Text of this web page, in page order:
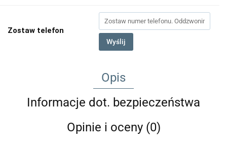
Zostaw telefon
Wyślij
Opis
Informacje dot. bezpieczeństwa
Opinie i oceny (0)